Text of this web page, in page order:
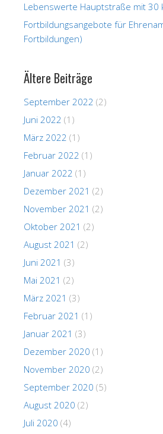
Lebenswerte Hauptstraße mit 30
Fortbildungsangebote für
Fortbildungen)
Ältere Beiträge
September 2022 (2)
Juni 2022 (1)
März 2022 (1)
Februar 2022 (1)
Januar 2022 (1)
Dezember 2021 (2)
November 2021 (2)
Oktober 2021 (2)
August 2021 (2)
Juni 2021 (3)
Mai 2021 (2)
März 2021 (3)
Februar 2021 (1)
Januar 2021 (3)
Dezember 2020 (1)
November 2020 (2)
September 2020 (5)
August 2020 (2)
Juli 2020 (4)